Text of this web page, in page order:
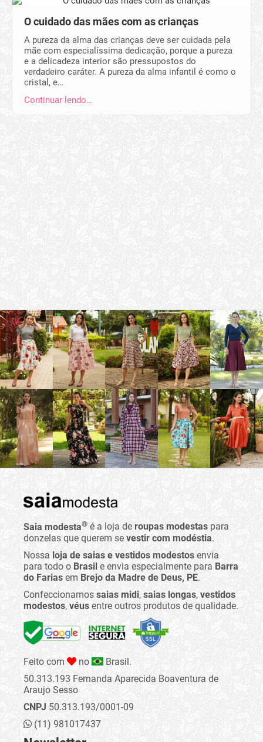
O cuidado das mães com as crianças
A pureza da alma das crianças deve ser cuidada pela
mãe com especialíssima dedicação, porque a pureza
e a delicadeza interior são pressupostos do
verdadeiro caráter. A pureza da alma infantil é como o
cristal, e…
Continuar lendo…
Saia modesta® é a loja de roupas modestas para
donzelas que querem se vestir com modéstia.
Nossa loja de saias e vestidos modestos envia
para todo o Brasil e envia especialmente para Barra
do Farias em Brejo da Madre de Deus, PE.
Confeccionamos saias midi, saias longas, vestidos
modestos, véus entre outros produtos de qualidade.
Feito com no
Brasil.
50.313.193 Fernanda Aparecida Boaventura de
Araujo Sesso
CNPJ 50.313.193/0001-09
(11) 981017437